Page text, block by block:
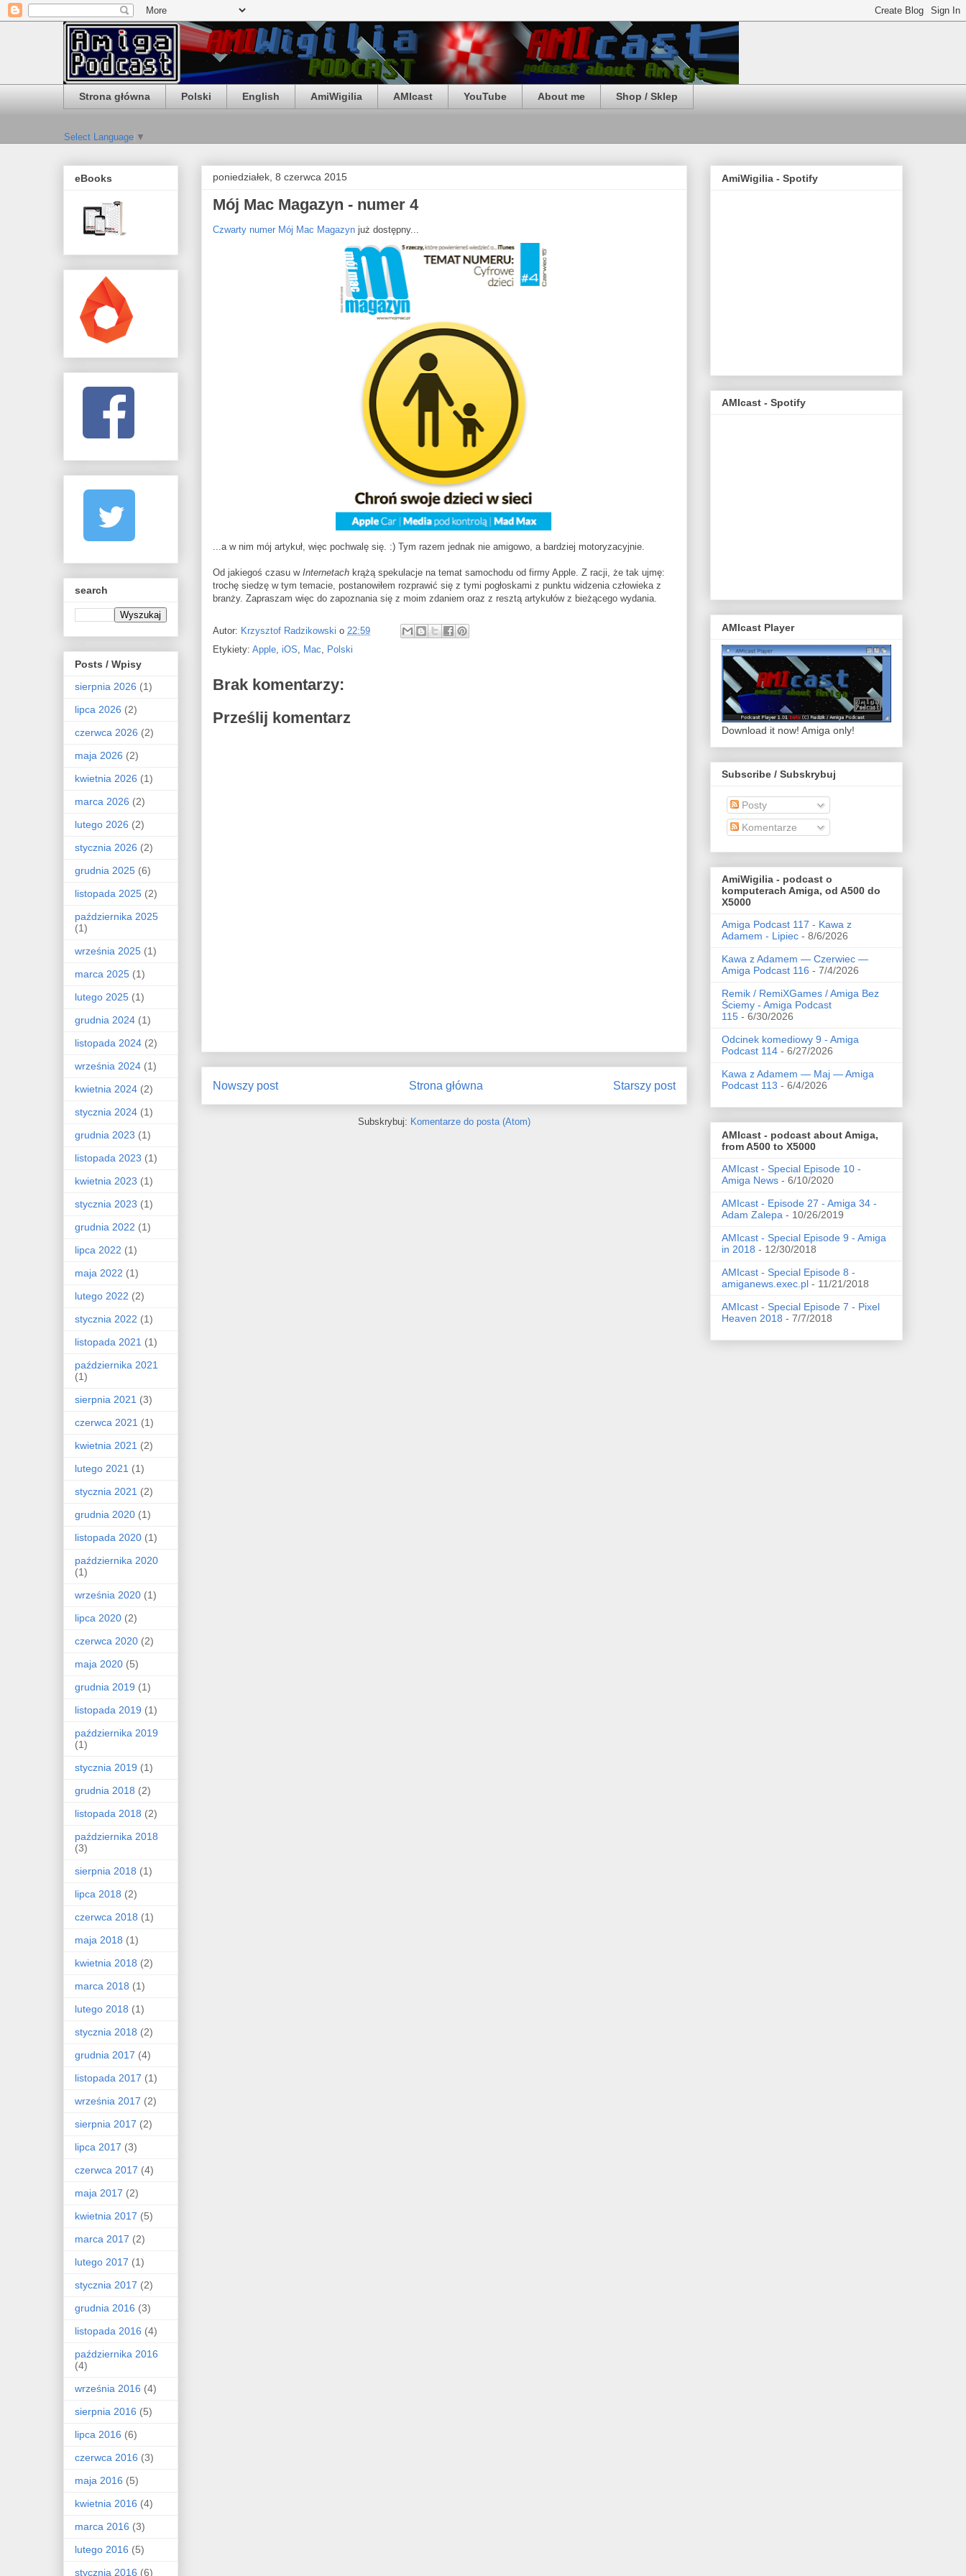
Strona główna Polski English AmiWigilia AMIcast YouTube About me Shop / Sklep
Select Language ▼
poniedziałek, 8 czerwca 2015
Mój Mac Magazyn - numer 4
Czwarty numer Mój Mac Magazyn już dostępny...
...a w nim mój artykuł, więc pochwalę się. :) Tym razem jednak nie amigowo, a bardziej motoryzacyjnie.
Od jakiegoś czasu w Internetach krążą spekulacje na temat samochodu od firmy Apple. Z racji, że tak ujmę:
trochę siedzę w tym temacie, postanowiłem rozprawić się z tymi pogłoskami z punktu widzenia człowieka z
branży. Zapraszam więc do zapoznania się z moim zdaniem oraz z resztą artykułów z bieżącego wydania.
Autor: Krzysztof Radzikowski o 22:59
Etykiety: Apple, iOS, Mac, Polski
Brak komentarzy:
Prześlij komentarz
Nowszy post Starszy post
Strona główna
Subskrybuj: Komentarze do posta (Atom)
eBooks
search
Posts / Wpisy
sierpnia 2026 (1)
lipca 2026 (2)
czerwca 2026 (2)
maja 2026 (2)
kwietnia 2026 (1)
marca 2026 (2)
lutego 2026 (2)
stycznia 2026 (2)
grudnia 2025 (6)
listopada 2025 (2)
października 2025
(1)
września 2025 (1)
marca 2025 (1)
lutego 2025 (1)
grudnia 2024 (1)
listopada 2024 (2)
września 2024 (1)
kwietnia 2024 (2)
stycznia 2024 (1)
grudnia 2023 (1)
listopada 2023 (1)
kwietnia 2023 (1)
stycznia 2023 (1)
grudnia 2022 (1)
lipca 2022 (1)
maja 2022 (1)
lutego 2022 (2)
stycznia 2022 (1)
listopada 2021 (1)
października 2021
(1)
sierpnia 2021 (3)
czerwca 2021 (1)
kwietnia 2021 (2)
lutego 2021 (1)
stycznia 2021 (2)
grudnia 2020 (1)
listopada 2020 (1)
października 2020
(1)
września 2020 (1)
lipca 2020 (2)
czerwca 2020 (2)
maja 2020 (5)
grudnia 2019 (1)
listopada 2019 (1)
października 2019
(1)
stycznia 2019 (1)
grudnia 2018 (2)
listopada 2018 (2)
października 2018
(3)
sierpnia 2018 (1)
lipca 2018 (2)
czerwca 2018 (1)
maja 2018 (1)
kwietnia 2018 (2)
marca 2018 (1)
lutego 2018 (1)
stycznia 2018 (2)
grudnia 2017 (4)
listopada 2017 (1)
września 2017 (2)
sierpnia 2017 (2)
lipca 2017 (3)
czerwca 2017 (4)
maja 2017 (2)
kwietnia 2017 (5)
marca 2017 (2)
lutego 2017 (1)
stycznia 2017 (2)
grudnia 2016 (3)
listopada 2016 (4)
października 2016
(4)
września 2016 (4)
sierpnia 2016 (5)
lipca 2016 (6)
czerwca 2016 (3)
maja 2016 (5)
kwietnia 2016 (4)
marca 2016 (3)
lutego 2016 (5)
stycznia 2016 (6)
AmiWigilia - Spotify
AMIcast - Spotify
AMIcast Player
Download it now! Amiga only!
Subscribe / Subskrybuj
Posty
Komentarze
AmiWigilia - podcast o
komputerach Amiga, od A500 do
X5000
Amiga Podcast 117 - Kawa z
Adamem - Lipiec - 8/6/2026
Kawa z Adamem — Czerwiec —
Amiga Podcast 116 - 7/4/2026
Remik / RemiXGames / Amiga Bez
Ściemy - Amiga Podcast
115 - 6/30/2026
Odcinek komediowy 9 - Amiga
Podcast 114 - 6/27/2026
Kawa z Adamem — Maj — Amiga
Podcast 113 - 6/4/2026
AMIcast - podcast about Amiga,
from A500 to X5000
AMIcast - Special Episode 10 -
Amiga News - 6/10/2020
AMIcast - Episode 27 - Amiga 34 -
Adam Zalepa - 10/26/2019
AMIcast - Special Episode 9 - Amiga
in 2018 - 12/30/2018
AMIcast - Special Episode 8 -
amiganews.exec.pl - 11/21/2018
AMIcast - Special Episode 7 - Pixel
Heaven 2018 - 7/7/2018